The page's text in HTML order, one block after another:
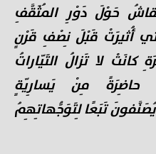
حَوْلَ دَوْرِ المُثَقَّفِ
أُثيرَتْ قَبْلَ نِصْفِ قَرْنٍ
لا تَزالُ التَيّاراتُ
حاضِرَةً مِنْ يَسارِيّةٍ
يُصَنَّفونَ تَبَعًا لِتَوَجُّهاتِهِمُ